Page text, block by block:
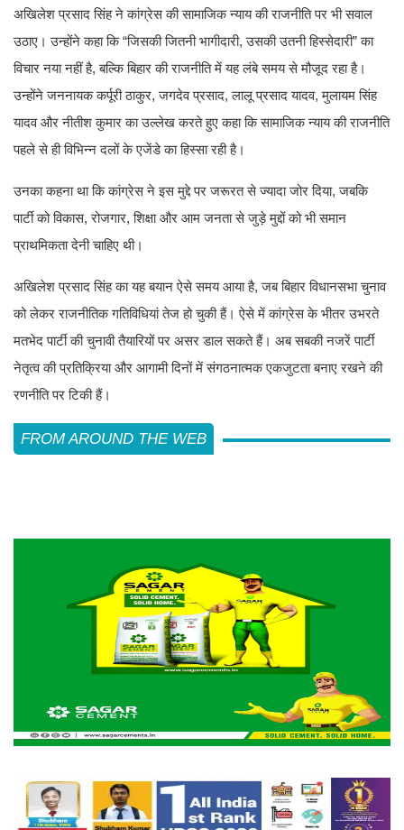
अखिलेश प्रसाद सिंह ने कांग्रेस की सामाजिक न्याय की राजनीति पर भी सवाल
उठाए। उन्होंने कहा कि “जिसकी जितनी भागीदारी, उसकी उतनी हिस्सेदारी” का
विचार नया नहीं है, बल्कि बिहार की राजनीति में यह लंबे समय से मौजूद रहा है।
उन्होंने जननायक कर्पूरी ठाकुर, जगदेव प्रसाद, लालू प्रसाद यादव, मुलायम सिंह
यादव और नीतीश कुमार का उल्लेख करते हुए कहा कि सामाजिक न्याय की राजनीति
पहले से ही विभिन्न दलों के एजेंडे का हिस्सा रही है।
उनका कहना था कि कांग्रेस ने इस मुद्दे पर जरूरत से ज्यादा जोर दिया, जबकि
पार्टी को विकास, रोजगार, शिक्षा और आम जनता से जुड़े मुद्दों को भी समान
प्राथमिकता देनी चाहिए थी।
अखिलेश प्रसाद सिंह का यह बयान ऐसे समय आया है, जब बिहार विधानसभा चुनाव
को लेकर राजनीतिक गतिविधियां तेज हो चुकी हैं। ऐसे में कांग्रेस के भीतर उभरते
मतभेद पार्टी की चुनावी तैयारियों पर असर डाल सकते हैं। अब सबकी नजरें पार्टी
नेतृत्व की प्रतिक्रिया और आगामी दिनों में संगठनात्मक एकजुटता बनाए रखने की
रणनीति पर टिकी हैं।
FROM AROUND THE WEB